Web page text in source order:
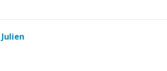
Julien